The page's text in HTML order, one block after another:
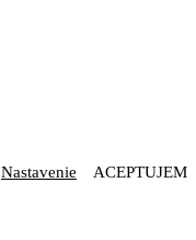
Nastavenie ACEPTUJEM